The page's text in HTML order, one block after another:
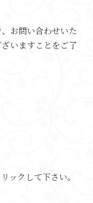
お問い合わせいた
いますことをご了
ックして下さい。